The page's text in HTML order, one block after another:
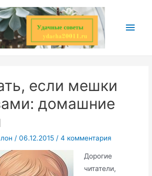
если мешки
домашние
/06.12.2015 /4 комментария
Дорогие
читатели,